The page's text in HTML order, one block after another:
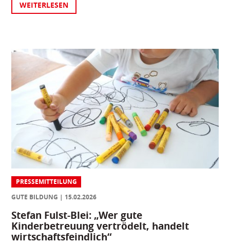
WEITERLESEN
PRESSEMITTEILUNG
GUTE BILDUNG
15.02.2026
Stefan Fulst-Blei: „Wer gute
Kinderbetreuung vertrödelt, handelt
wirtschaftsfeindlich“